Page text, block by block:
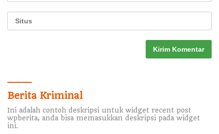
Berita Kriminal
Ini adalah contoh deskripsi untuk widget recent post
wpberita, anda bisa memasukkan deskripsi pada widget
ini.